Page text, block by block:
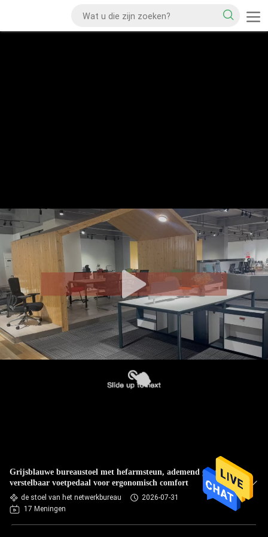
Grijsblauwe bureaustoel met hefarmsteun, ademend gaas en
verstelbaar voetpedaal voor ergonomisch comfort
de stoel van het netwerkbureau
2026-07-31
17 Meningen